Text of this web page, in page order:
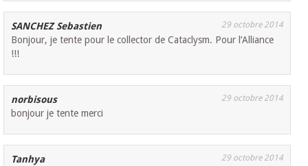
SANCHEZ Sebastien 29 octobre 2014
Bonjour, je tente pour le collector de Cataclysm. Pour l’Alliance
!!!
norbisous 29 octobre 2014
bonjour je tente merci
Tanhya 29 octobre 2014